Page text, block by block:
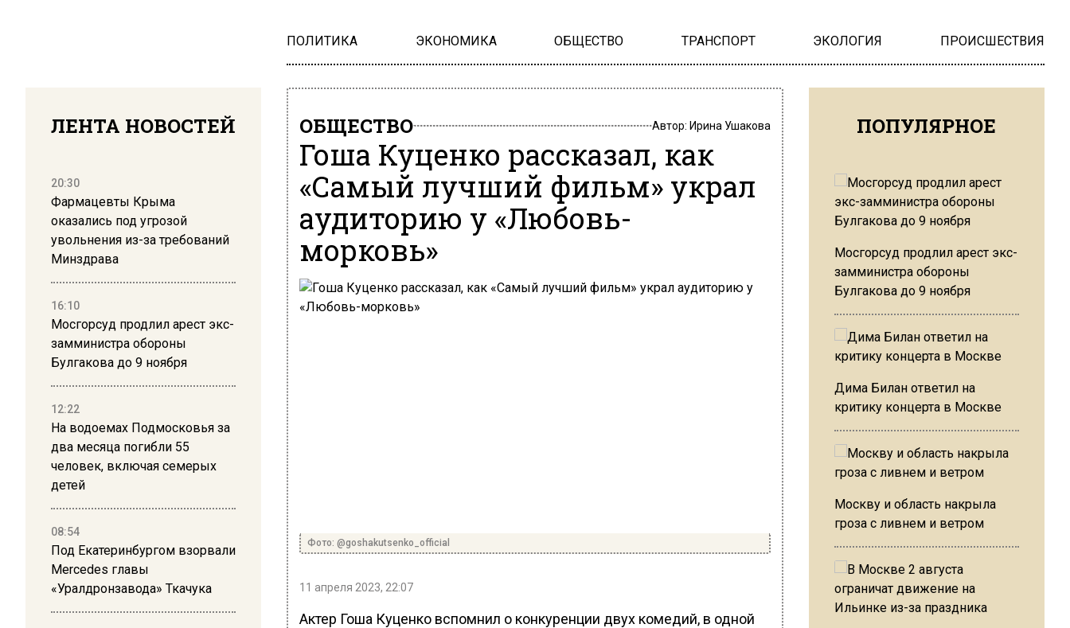
ПОЛИТИКА ЭКОНОМИКА ОБЩЕСТВО ТРАНСПОРТ ЭКОЛОГИЯ ПРОИСШЕСТВИЯ
ЛЕНТА НОВОСТЕЙ
20:30
Фармацевты Крыма
оказались под угрозой
увольнения из-за требований
Минздрава
16:10
Мосгорсуд продлил арест экс-
замминистра обороны
Булгакова до 9 ноября
12:22
На водоемах Подмосковья за
два месяца погибли 55
человек, включая семерых
детей
08:54
Под Екатеринбургом взорвали
Mercedes главы
«Уралдронзавода» Ткачука
ОБЩЕСТВО Автор: Ирина Ушакова
Гоша Куценко рассказал, как
«Самый лучший фильм» украл
аудиторию у «Любовь-
морковь»
Фото: @goshakutsenko_official
11 апреля 2023, 22:07
Актер Гоша Куценко вспомнил о конкуренции двух комедий, в одной
ПОПУЛЯРНОЕ
Мосгорсуд продлил арест экс-
замминистра обороны
Булгакова до 9 ноября
Дима Билан ответил на
критику концерта в Москве
Москву и область накрыла
гроза с ливнем и ветром